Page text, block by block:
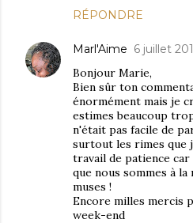
RÉPONDRE
Marl'Aime 6 juillet
Bonjour Marie,
Bien sûr ton
énormément mais je
estimes beaucoup
n'était pas facile de
surtout les rimes que
travail de patience car
que nous sommes à
muses !
Encore milles mercis
week-end